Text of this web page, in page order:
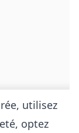
utilisez
optez